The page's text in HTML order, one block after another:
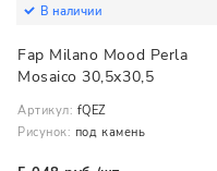
В наличии
Fap Milano Mood Perla
Mosaico 30,5x30,5
Артикул: fQEZ
Рисунок: под камень